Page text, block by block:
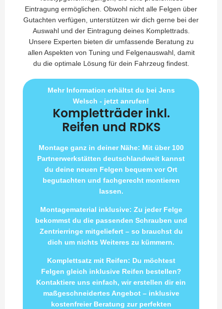
Eintragung ermöglichen. Obwohl nicht alle Felgen über
Gutachten verfügen, unterstützen wir dich gerne bei der
Auswahl und der Eintragung deines Komplettrads.
Unsere Experten bieten dir umfassende Beratung zu
allen Aspekten von Tuning und Felgenauswahl, damit
du die optimale Lösung für dein Fahrzeug findest.
Mehr Information erhältst du bei Jens
Welsch - jetzt anrufen!
Kompletträder inkl.
Reifen und RDKS
Montage ganz in deiner Nähe: Mit über 100
Partnerwerkstätten deutschlandweit kannst
du deine neuen Felgen bequem vor Ort
begutachten und fachgerecht montieren
lassen.
Montagematerial inklusive: Zu jeder Felge
bekommst du die passenden Schrauben und
Zentrierringe mitgeliefert – so brauchst du
dich um nichts Weiteres zu kümmern.
Komplettsatz mit Reifen: Du möchtest
Felgen gleich inklusive Reifen bestellen?
Kontaktiere uns einfach, wir erstellen dir ein
maßgeschneidertes Angebot – inklusive
kostenfreier Beratung zur perfekten